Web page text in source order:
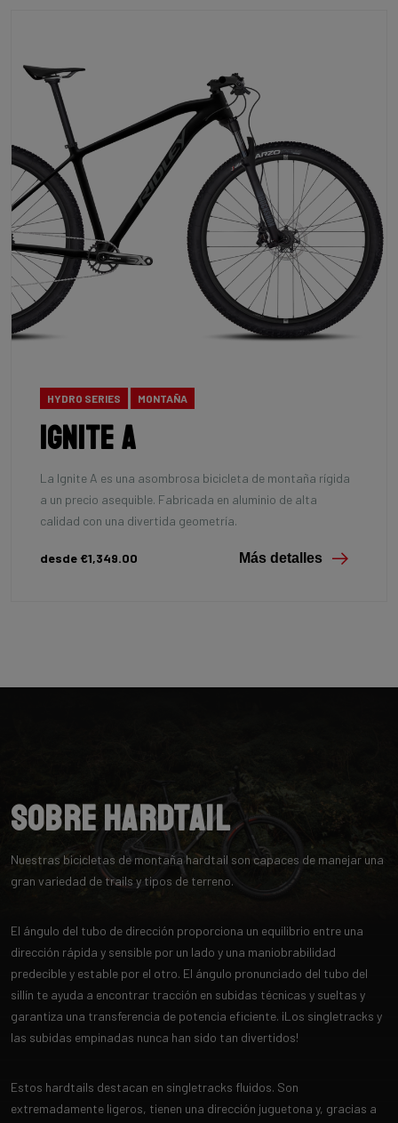
HYDRO SERIES MONTAÑA
Ignite A
La Ignite A es una asombrosa bicicleta de montaña rígida
a un precio asequible. Fabricada en aluminio de alta
calidad con una divertida geometría.
desde €1,349.00 Más detalles
Sobre Hardtail
Nuestras bicicletas de montaña hardtail son capaces de manejar una
gran variedad de trails y tipos de terreno.
El ángulo del tubo de dirección proporciona un equilibrio entre una
dirección rápida y sensible por un lado y una maniobrabilidad
predecible y estable por el otro. El ángulo pronunciado del tubo del
sillín te ayuda a encontrar tracción en subidas técnicas y sueltas y
garantiza una transferencia de potencia eficiente. ¡Los singletracks y
las subidas empinadas nunca han sido tan divertidos!
Estos hardtails destacan en singletracks fluidos. Son
extremadamente ligeros, tienen una dirección juguetona y, gracias a